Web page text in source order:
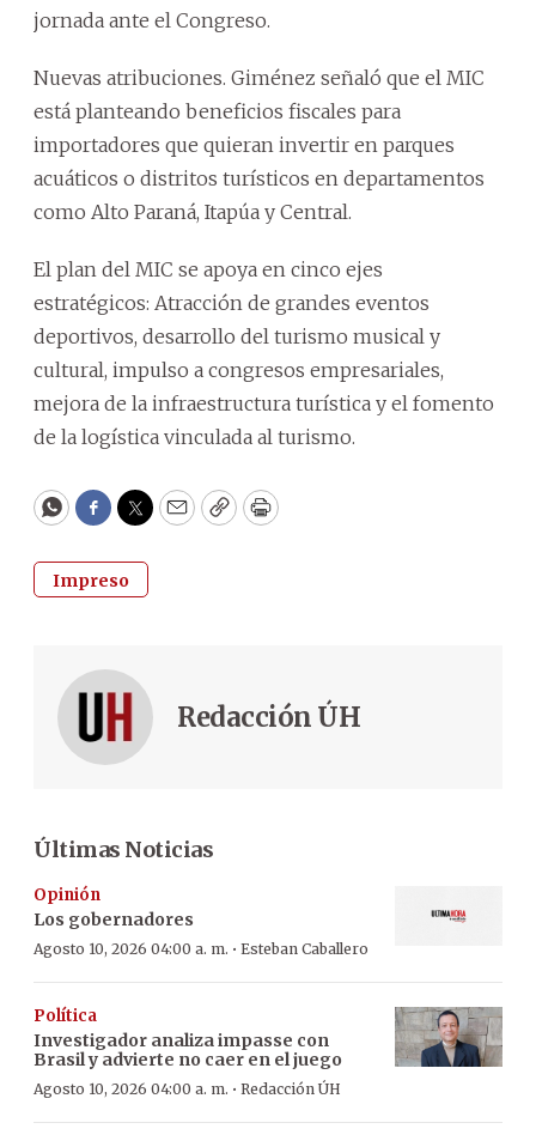
jornada ante el Congreso.
Nuevas atribuciones. Giménez señaló que el MIC
está planteando beneficios fiscales para
importadores que quieran invertir en parques
acuáticos o distritos turísticos en departamentos
como Alto Paraná, Itapúa y Central.
El plan del MIC se apoya en cinco ejes
estratégicos: Atracción de grandes eventos
deportivos, desarrollo del turismo musical y
cultural, impulso a congresos empresariales,
mejora de la infraestructura turística y el fomento
de la logística vinculada al turismo.
WhatsApp
Facebook
Twitter
EmailCopyPrint
Impreso
Redacción ÚH
Últimas Noticias
Opinión
Los gobernadores
Agosto 10, 2026 04:00 a. m. · Esteban Caballero
Política
Investigador analiza impasse con
Brasil y advierte no caer en el juego
Agosto 10, 2026 04:00 a. m. · Redacción ÚH